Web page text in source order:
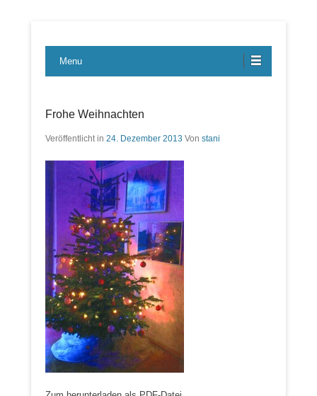
LBE-Express
Menu
Frohe Weihnachten
Veröffentlicht in 24. Dezember 2013 Von stani